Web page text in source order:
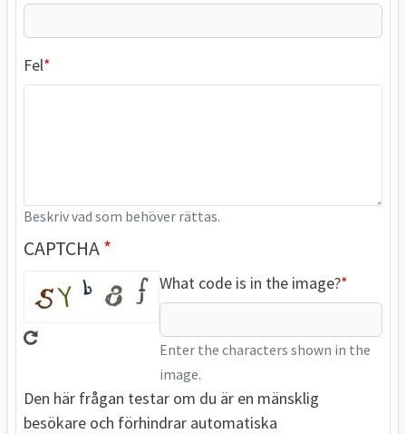
Fel
Beskriv vad som behöver rättas.
CAPTCHA
What code is in the image?
Enter the characters shown in the
image.
Den här frågan testar om du är en mänsklig
besökare och förhindrar automatiska